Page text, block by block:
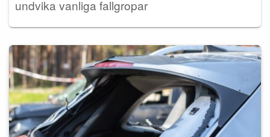
undvika vanliga fallgropar